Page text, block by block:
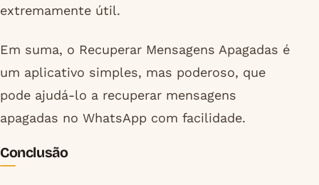
extremamente útil.
Em suma, o Recuperar Mensagens Apagadas é
um aplicativo simples, mas poderoso, que
pode ajudá-lo a recuperar mensagens
apagadas no WhatsApp com facilidade.
Conclusão